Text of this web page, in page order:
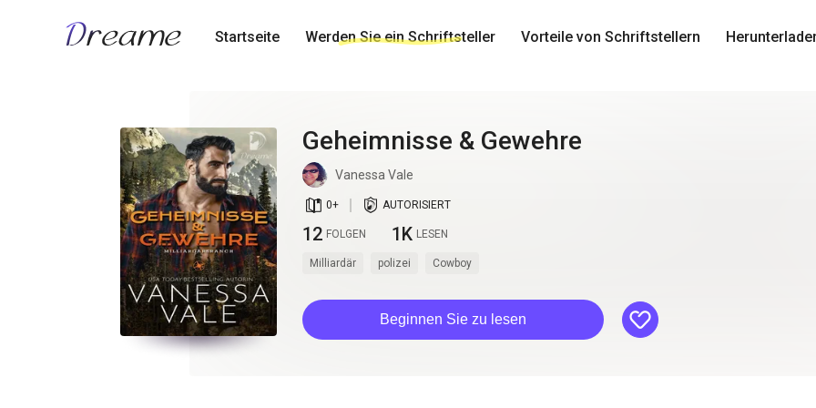
Startseite Werden Sie ein Schriftsteller Vorteile von Schriftstellern
Geheimnisse & Gewehre
Vanessa Vale
book_age 0+ detail_authorized AUTORISIERT
12 FOLGEN 1K LESEN
Milliardär polizei Cowboy
Beginnen Sie zu lesen like